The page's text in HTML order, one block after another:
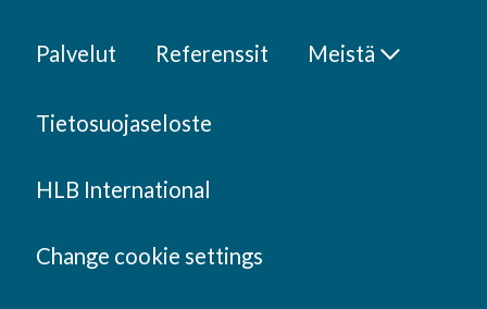
Palvelut Referenssit Meistä
Tietosuojaseloste
HLB International
Change cookie settings